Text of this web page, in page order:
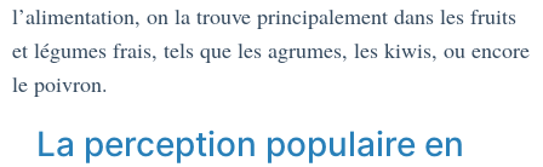
l’alimentation, on la trouve principalement dans les fruits
et légumes frais, tels que les agrumes, les kiwis, ou encore
le poivron.
La perception populaire en